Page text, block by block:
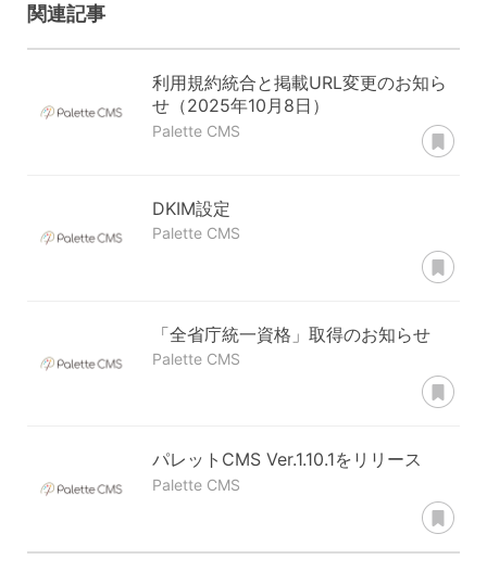
関連記事
利用規約統合と掲載URL変更のお知ら
せ（2025年10月8日）
Palette CMS
DKIM設定
Palette CMS
「全省庁統一資格」取得のお知らせ
Palette CMS
パレットCMS Ver.1.10.1をリリース
Palette CMS